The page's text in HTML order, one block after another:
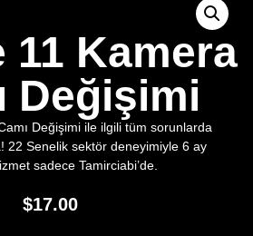
11 Kamera
Değişimi
Değişimi ile ilgili tüm sorunlarda
22 Senelik sektör deneyimiyle 6 ay
sadece Tamirciabi’de.
$17.00